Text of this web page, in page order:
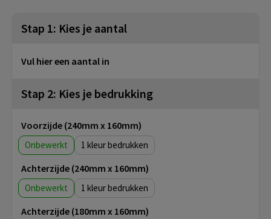
Stap 1: Kies je aantal
Vul hier een aantal in
Stap 2: Kies je bedrukking
Voorzijde (240mm x 160mm)
Onbewerkt 1
Achterzijde (240mm x 160mm)
Onbewerkt 1
Achterzijde (180mm x 160mm)